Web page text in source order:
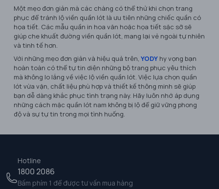
Một mẹo đơn giản mà các chàng có thể thử khi chọn trang
phục để tránh lộ viền quần lót là ưu tiên những chiếc quần có
họa tiết. Các mẫu quần in hoa văn hoặc họa tiết sặc sỡ sẽ
giúp che khuất đường viền quần lót, mang lại vẻ ngoài tự nhiên
và tinh tế hơn.
Với những mẹo đơn giản và hiệu quả trên, YODY hy vọng bạn
hoàn toàn có thể tự tin diện những bộ trang phục yêu thích
mà không lo lắng về việc lộ viền quần lót. Việc lựa chọn quần
lót vừa vặn, chất liệu phù hợp và thiết kế thông minh sẽ giúp
bạn dễ dàng khắc phục tình trạng này. Hãy luôn nhớ áp dụng
những cách mặc quần lót nam không bị lộ để giữ vững phong
độ và sự tự tin trong mọi tình huống.
Hotline
1800 2086
Bấm phím 1 để được tư vấn mua hàng